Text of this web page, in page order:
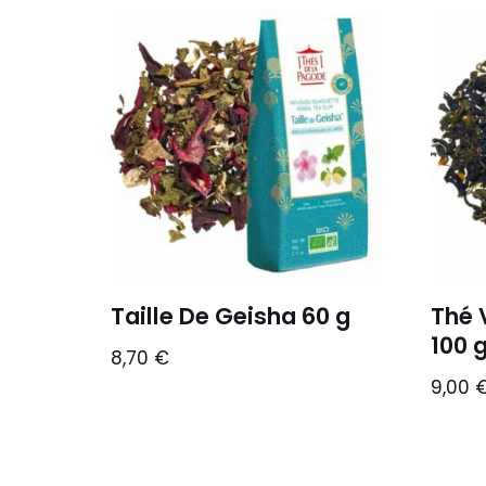
Taille De Geisha 60 g
8,70 €
Thé
100
9,00